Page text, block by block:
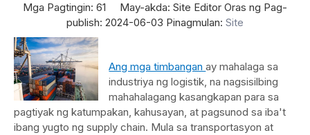
Mga Pagtingin: 61 May-akda: Site Editor Oras ng Pag-
publish: 2024-06-03 Pinagmulan: Site
Ang mga timbanganay mahalaga sa
industriya ng logistik, na nagsisilbing
mahahalagang kasangkapan para sa
pagtiyak ng katumpakan, kahusayan, at pagsunod sa iba't
ibang yugto ng supply chain. Mula sa transportasyon at